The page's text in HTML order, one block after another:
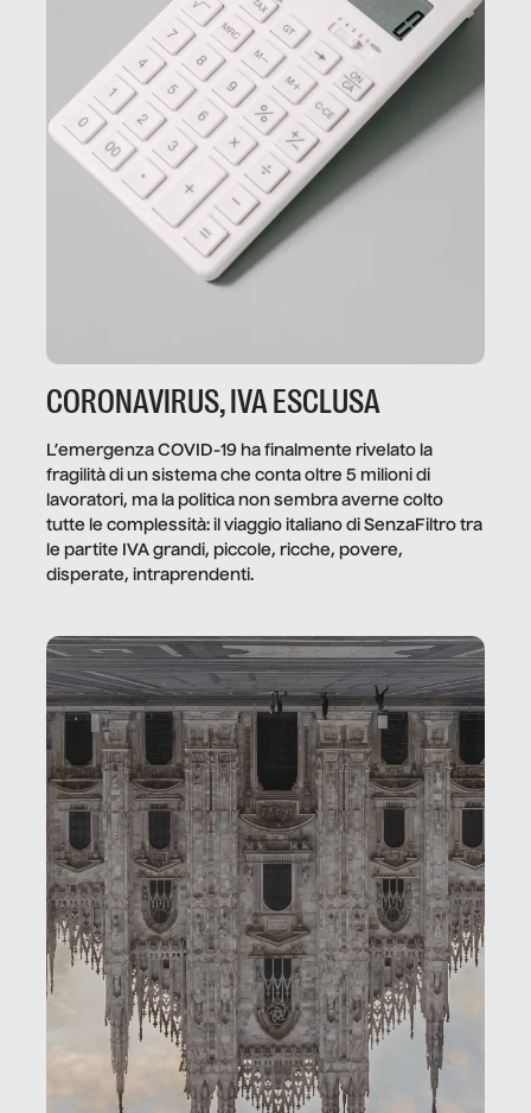
CORONAVIRUS, IVA ESCLUSA
L’emergenza COVID-19 ha finalmente rivelato la
fragilità di un sistema che conta oltre 5 milioni di
lavoratori, ma la politica non sembra averne colto
tutte le complessità: il viaggio italiano di SenzaFiltro tra
le partite IVA grandi, piccole, ricche, povere,
disperate, intraprendenti.